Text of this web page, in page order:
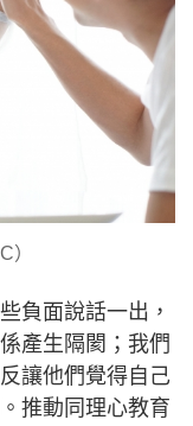
）
負面說話一出，
產生隔閡；我們
讓他們覺得自己
推動同理心教育